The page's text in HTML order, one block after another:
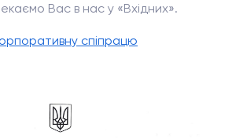
Вас в нас у «Вхідних».
спіпрацю